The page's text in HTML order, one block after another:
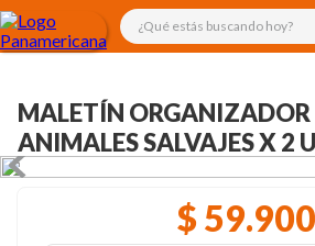
¿Qué estás buscando hoy?
MALETÍN
ANIMALES SALVAJES X 2
$ 59.900